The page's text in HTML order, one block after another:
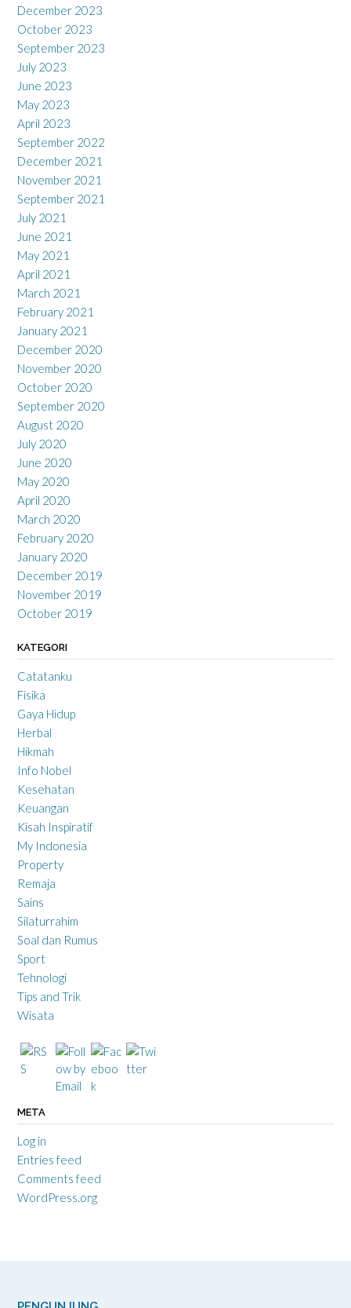
December 2023
October 2023
September 2023
July 2023
June 2023
May 2023
April 2023
September 2022
December 2021
November 2021
September 2021
July 2021
June 2021
May 2021
April 2021
March 2021
February 2021
January 2021
December 2020
November 2020
October 2020
September 2020
August 2020
July 2020
June 2020
May 2020
April 2020
March 2020
February 2020
January 2020
December 2019
November 2019
October 2019
KATEGORI
Catatanku
Fisika
Gaya Hidup
Herbal
Hikmah
Info Nobel
Kesehatan
Keuangan
Kisah Inspiratif
My Indonesia
Property
Remaja
Sains
Silaturrahim
Soal dan Rumus
Sport
Tehnologi
Tips and Trik
Wisata
META
Log in
Entries feed
Comments feed
WordPress.org